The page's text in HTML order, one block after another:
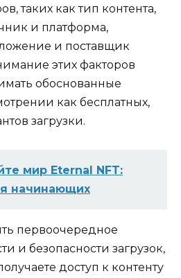
таких как тип контента,
и платформа,
и поставщик
этих факторов
обоснованные
как бесплатных,
загрузки.
мир Eternal NFT:
начинающих
первоочередное
и безопасности загрузок,
доступ к контенту